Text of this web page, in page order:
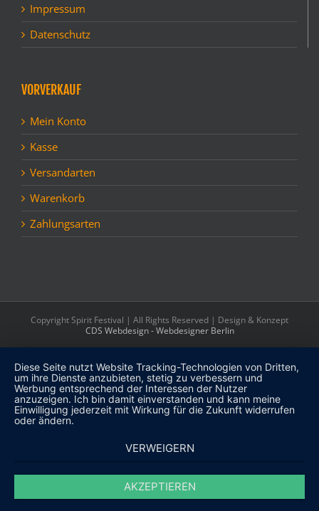
Impressum
Datenschutz
VORVERKAUF
Mein Konto
Kasse
Versandarten
Warenkorb
Zahlungsarten
Copyright Spirit Festival | All Rights Reserved | Design & Konzept
CDS Webdesign - Webdesigner Berlin
Diese Seite nutzt Website Tracking-Technologien von Dritten,
um ihre Dienste anzubieten, stetig zu verbessern und
Werbung entsprechend der Interessen der Nutzer
anzuzeigen. Ich bin damit einverstanden und kann meine
Einwilligung jederzeit mit Wirkung für die Zukunft widerrufen
oder ändern.
VERWEIGERN
AKZEPTIEREN